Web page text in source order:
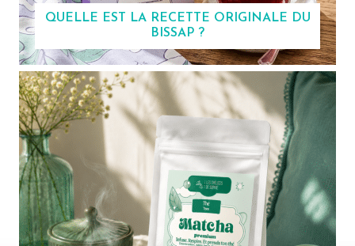
QUELLE EST LA RECETTE ORIGINALE DU
BISSAP ?